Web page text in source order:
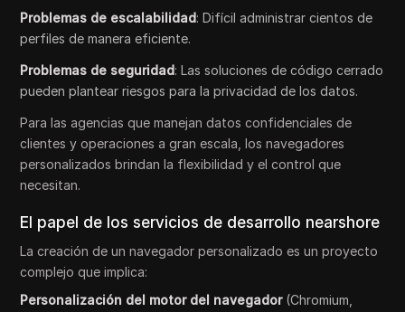
Problemas de escalabilidad: Difícil administrar cientos de
perfiles de manera eficiente.
Problemas de seguridad: Las soluciones de código cerrado
pueden plantear riesgos para la privacidad de los datos.
Para las agencias que manejan datos confidenciales de
clientes y operaciones a gran escala, los navegadores
personalizados brindan la flexibilidad y el control que
necesitan.
El papel de los servicios de desarrollo nearshore
La creación de un navegador personalizado es un proyecto
complejo que implica:
Personalización del motor del navegador(Chromium,